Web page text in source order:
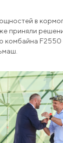
в
приняли
комбайна